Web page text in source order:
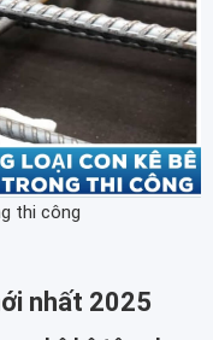
thi công
nhất 2025